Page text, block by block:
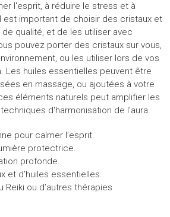
l'esprit, à réduire le stress et à
est important de choisir des cristaux et
qualité, et de les utiliser avec
pouvez porter des cristaux sur vous,
ou les utiliser lors de vos
Les huiles essentielles peuvent être
en massage, ou ajoutées à votre
éléments naturels peut amplifier les
d'harmonisation de l'aura.
pour calmer l’esprit.
protectrice.
profonde.
et d’huiles essentielles.
Reiki ou d’autres thérapies